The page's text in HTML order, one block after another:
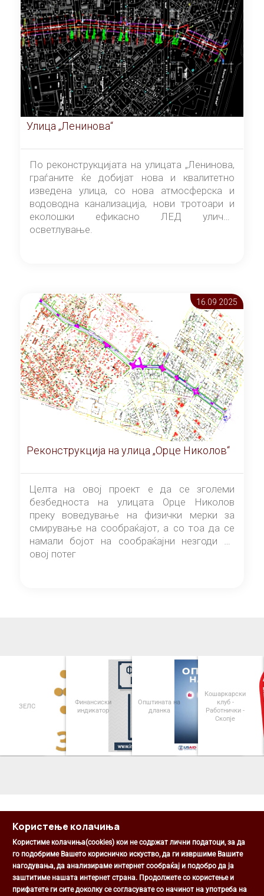
Улица „Ленинова“
По реконструкцијата на улицата „Ленинова,
граѓаните ќе добијат нова и квалитетно
изведена улица, со нова атмосферска и
водоводна канализација, нови тротоари и
еколошки ефикасно ЛЕД улично
осветлување.
16.09 2025
Реконструкција на улица „Орце Николов“
Целта на овој проект е да се зголеми
безбедноста на улицата Орце Николов
преку воведување на физички мерки за
смирување на сообраќајот, а со тоа да се
намали бојот на сообраќајни незгоди на
овој потег
ЗЕЛС
Финансиски
индикатор
Општината на
дланка
Кошаркарски
клуб -
Работнички -
Скопје
Општина Центар
Михаил Цоков бр. 1, Скопје
Користење колачиња
Користиме колачиња(cookies) кои не содржат лични податоци, за да
го подобриме Вашето корисничко искуство, да ги извршиме Вашите
нагодувања, да анализираме интернет сообраќај и подобро да ја
заштитиме нашата интернет страна. Продолжете со користење и
прифатете ги сите доколку се согласувате со начинот на употреба на